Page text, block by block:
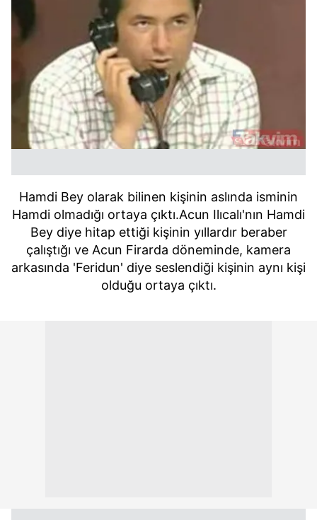
Hamdi Bey olarak bilinen kişinin aslında isminin
Hamdi olmadığı ortaya çıktı.Acun Ilıcalı'nın Hamdi
Bey diye hitap ettiği kişinin yıllardır beraber
çalıştığı ve Acun Firarda döneminde, kamera
arkasında 'Feridun' diye seslendiği kişinin aynı kişi
olduğu ortaya çıktı.